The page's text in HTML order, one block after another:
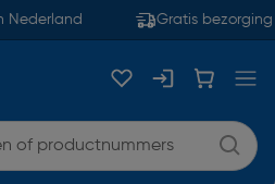
Gratis bezorging